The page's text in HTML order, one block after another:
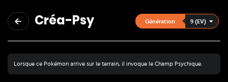
Créa-Psy Génération 9 (EV)
Lorsque ce Pokémon arrive sur le terrain, il invoque le Champ Psychique.